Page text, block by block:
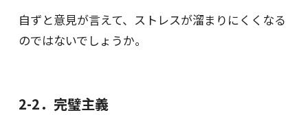
自ずと意見が言えて、ストレスが溜まりにくくなる
のではないでしょうか。
2-2．完璧主義